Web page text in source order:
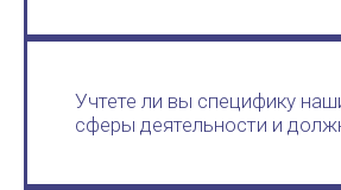
Учтете ли вы специфику
сферы деятельности и